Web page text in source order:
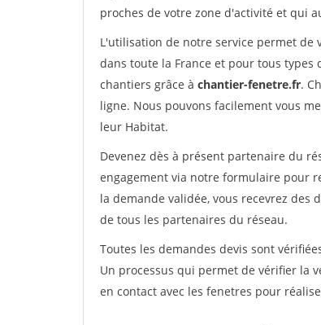
proches de votre zone d'activité et qui
L'utilisation de notre service permet de
dans toute la France et pour tous
chantiers grâce à chantier-fenetre.fr.
ligne. Nous pouvons facilement vous
leur Habitat.
Devenez dès à présent partenaire du
engagement via notre formulaire pour
la demande validée, vous recevrez des
de tous les partenaires du réseau.
Toutes les demandes devis sont
Un processus qui permet de vérifier la
en contact avec les fenetres pour